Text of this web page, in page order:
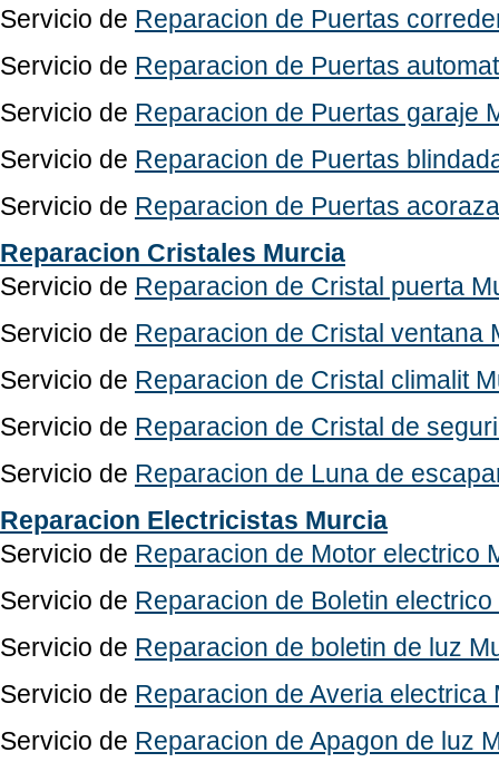
Servicio de Reparacion de Puertas
Servicio de Reparacion de Puertas
Servicio de Reparacion de Puertas garaje
Servicio de Reparacion de Puertas
Servicio de Reparacion de Puertas
Reparacion Cristales Murcia
Servicio de Reparacion de Cristal puerta
Servicio de Reparacion de Cristal ventana
Servicio de Reparacion de Cristal climalit
Servicio de Reparacion de Cristal de
Servicio de Reparacion de Luna de
Reparacion Electricistas Murcia
Servicio de Reparacion de Motor electrico
Servicio de Reparacion de Boletin
Servicio de Reparacion de boletin de luz
Servicio de Reparacion de Averia electrica
Servicio de Reparacion de Apagon de luz